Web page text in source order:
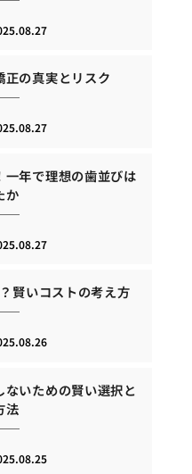
の真実とリスク
年で理想の歯並びは
か
賢いコストの考え方
いための賢い選択と
法